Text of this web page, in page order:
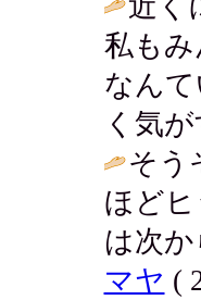
私も
なん
く気
そう
ほど
は次
マヤ (